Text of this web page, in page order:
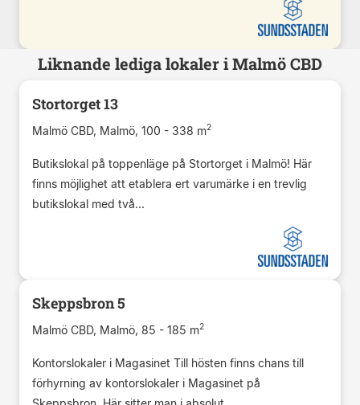
Liknande lediga lokaler i Malmö CBD
Stortorget 13
Malmö CBD, Malmö, 100 - 338 m2
Butikslokal på toppenläge på Stortorget i Malmö! Här
finns möjlighet att etablera ert varumärke i en trevlig
butikslokal med två...
Skeppsbron 5
Malmö CBD, Malmö, 85 - 185 m2
Kontorslokaler i Magasinet Till hösten finns chans till
förhyrning av kontorslokaler i Magasinet på